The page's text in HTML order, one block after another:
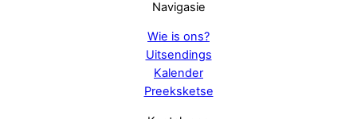
Navigasie
Wie is ons?
Uitsendings
Kalender
Preeksketse